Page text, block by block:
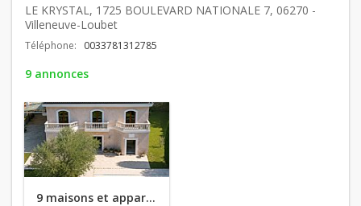
LE KRYSTAL, 1725 BOULEVARD NATIONALE 7, 06270 -
Villeneuve-Loubet
Téléphone: 0033781312785
9 annonces
9 maisons et appartements en vente